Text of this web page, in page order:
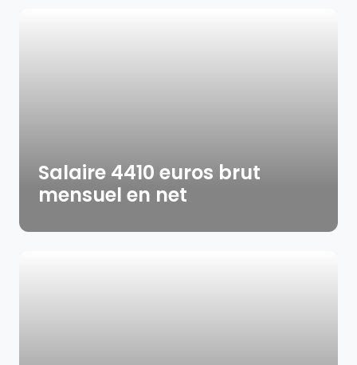
Salaire 4410 euros brut
mensuel en net